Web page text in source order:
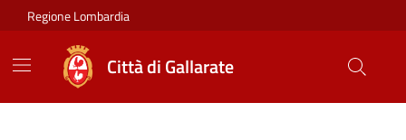
Vai ai contenuti
Vai al footer
Regione Lombardia
Città di Gallarate